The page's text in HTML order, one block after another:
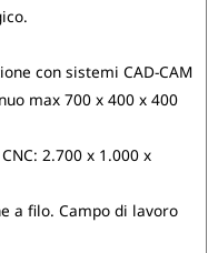
con sistemi CAD-CAM
max 700 x 400 x 400
2.700 x 1.000 x
a filo. Campo di lavoro